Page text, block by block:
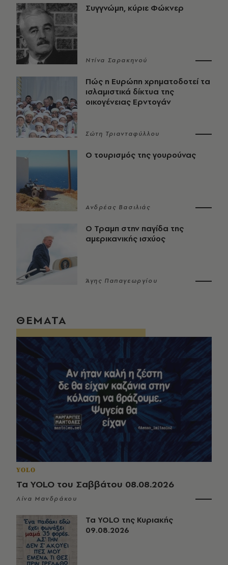
Συγγνώμη, κύριε Φώκνερ
Ντίνα Σαρακηνού
Πώς η Ευρώπη χρηματοδοτεί τα
ισλαμιστικά δίκτυα της
οικογένειας Ερντογάν
Σώτη Τριανταφύλλου
Ο τουρισμός της γουρούνας
Ανδρέας Βασιλιάς
Ο Τραμπ στην παγίδα της
αμερικανικής ισχύος
Άγης Παπαγεωργίου
ΘΕΜΑΤΑ
YOLO
Τα YOLO του Σαββάτου 08.08.2026
Λίνα Μανδράκου
Τα YOLO της Κυριακής
09.08.2026